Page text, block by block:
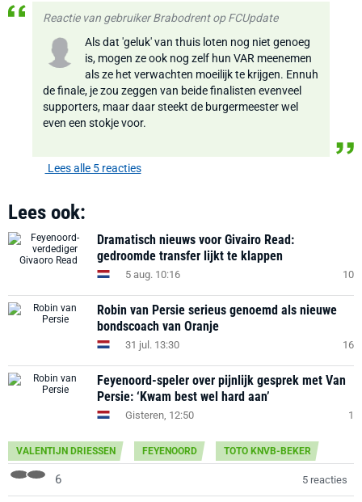
Reactie van gebruiker Brabodrent op FCUpdate
Als dat 'geluk' van thuis loten nog niet genoeg
is, mogen ze ook nog zelf hun VAR meenemen
als ze het verwachten moeilijk te krijgen. Ennuh
de finale, je zou zeggen van beide finalisten evenveel
supporters, maar daar steekt de burgermeester wel
even een stokje voor.
Lees alle 5 reacties
Lees ook:
Dramatisch nieuws voor Givairo Read:
gedroomde transfer lijkt te klappen
5 aug. 10:16 10
Robin van Persie serieus genoemd als nieuwe
bondscoach van Oranje
31 jul. 13:30 16
Feyenoord-speler over pijnlijk gesprek met Van
Persie: ‘Kwam best wel hard aan’
Gisteren, 12:50 1
VALENTIJN DRIESSEN FEYENOORD TOTO KNVB-BEKER
6 5 reacties